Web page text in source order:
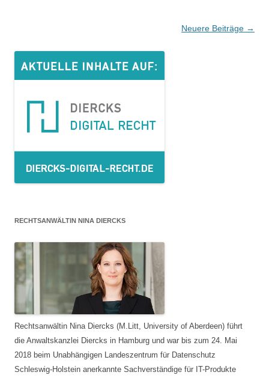
Neuere Beiträge →
RECHTSANWÄLTIN NINA DIERCKS
Rechtsanwältin Nina Diercks (M.Litt, University of Aberdeen) führt
die Anwaltskanzlei Diercks in Hamburg und war bis zum 24. Mai
2018 beim Unabhängigen Landeszentrum für Datenschutz
Schleswig-Holstein anerkannte Sachverständige für IT-Produkte